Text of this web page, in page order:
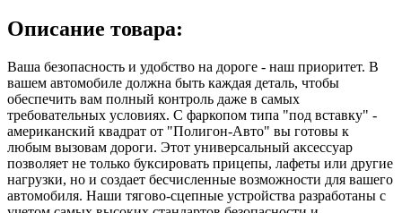
Описание товара:
Ваша безопасность и удобство на дороге - наш приоритет. В
вашем автомобиле должна быть каждая деталь, чтобы
обеспечить вам полный контроль даже в самых
требовательных условиях. С фаркопом типа "под вставку" -
американский квадрат от "Полигон-Авто" вы готовы к
любым вызовам дороги. Этот универсальный аксессуар
позволяет не только буксировать прицепы, лафеты или другие
нагрузки, но и создает бесчисленные возможности для вашего
автомобиля. Наши тягово-сцепные устройства разработаны с